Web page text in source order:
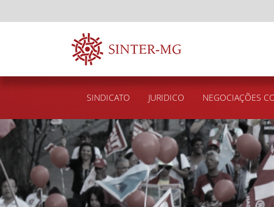
SINDICATO JURIDICO NEGOCIAÇÕES